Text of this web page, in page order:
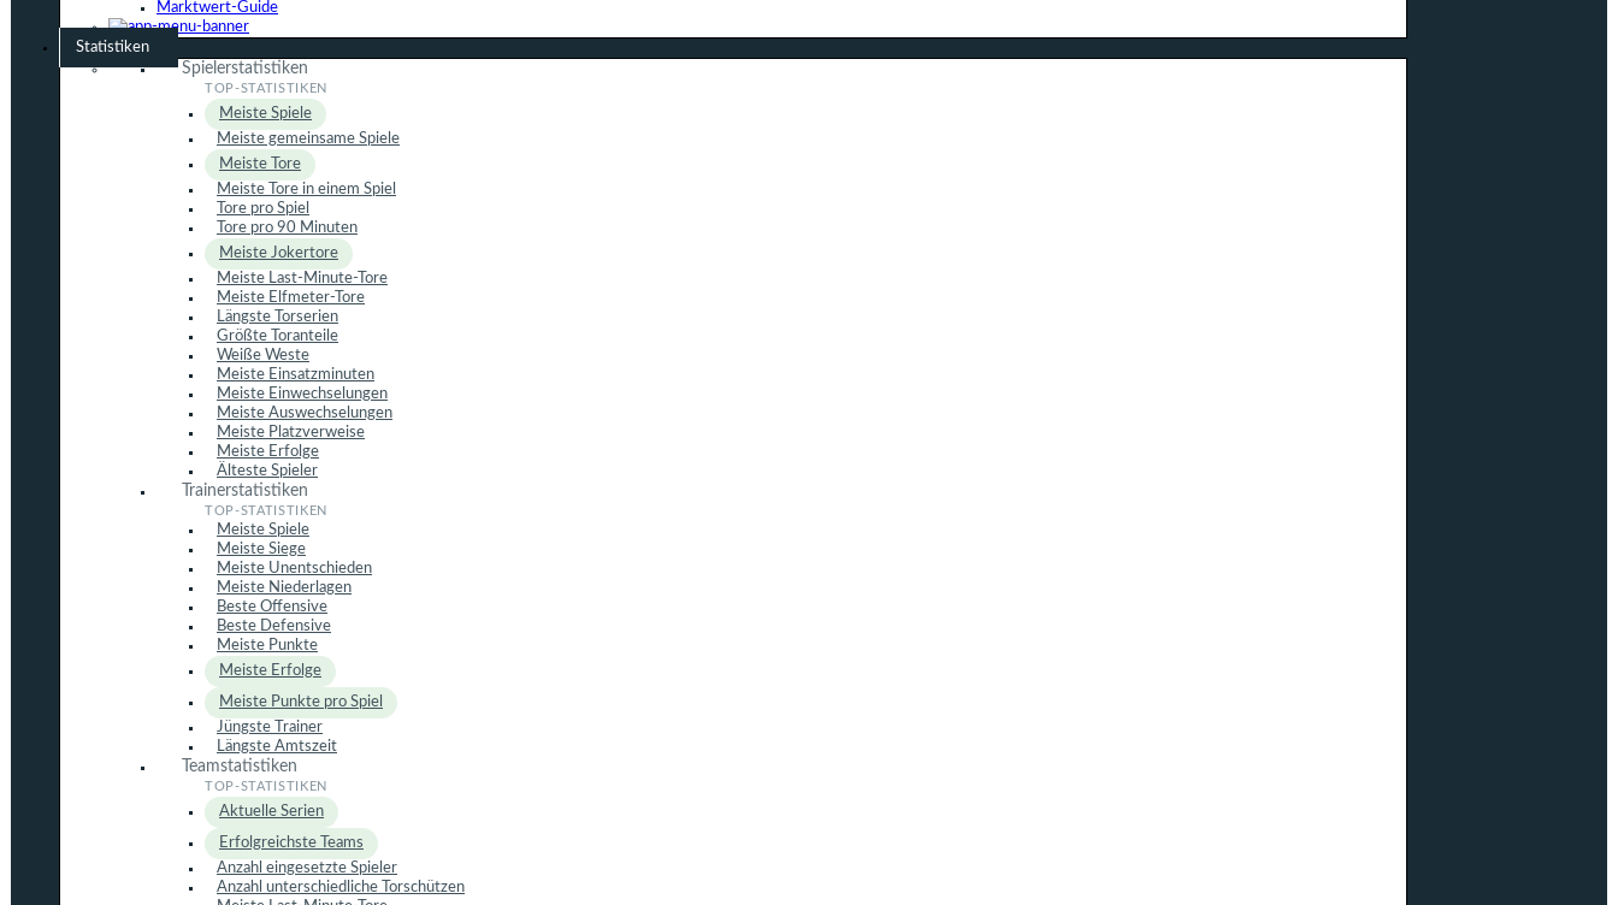
Marktwert-Guide
Statistiken
Spielerstatistiken
Meiste Spiele
Meiste gemeinsame Spiele
Meiste Tore
Meiste Tore in einem Spiel
Tore pro Spiel
Tore pro 90 Minuten
Meiste Jokertore
Meiste Last-Minute-Tore
Meiste Elfmeter-Tore
Längste Torserien
Größte Toranteile
Weiße Weste
Meiste Einsatzminuten
Meiste Einwechselungen
Meiste Auswechselungen
Meiste Platzverweise
Meiste Erfolge
Älteste Spieler
Trainerstatistiken
Meiste Spiele
Meiste Siege
Meiste Unentschieden
Meiste Niederlagen
Beste Offensive
Beste Defensive
Meiste Punkte
Meiste Erfolge
Meiste Punkte pro Spiel
Jüngste Trainer
Längste Amtszeit
Teamstatistiken
Aktuelle Serien
Erfolgreichste Teams
Anzahl eingesetzte Spieler
Anzahl unterschiedliche Torschützen